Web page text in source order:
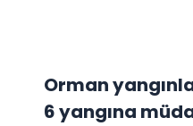
Orman
6 yangına